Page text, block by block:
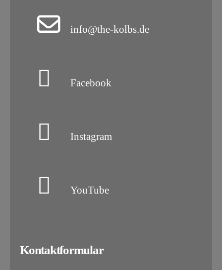
info@the-kolbs.de
Facebook
Instagram
YouTube
Kontaktformular